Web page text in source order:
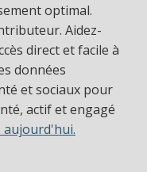
optimal.
Aidez-
direct et facile à
données
et sociaux pour
actif et engagé
aujourd'hui.